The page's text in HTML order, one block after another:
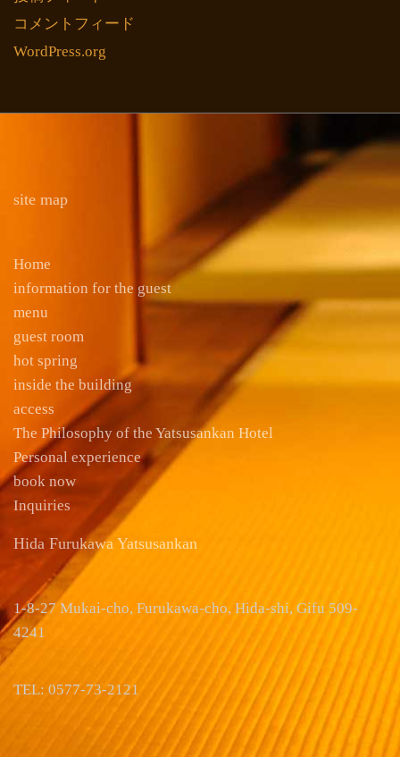
コメントフィード
WordPress.org
site map
Home
information for the guest
menu
guest room
hot spring
inside the building
access
The Philosophy of the Yatsusankan Hotel
Personal experience
book now
Inquiries
Hida Furukawa Yatsusankan
1-8-27 Mukai-cho, Furukawa-cho, Hida-shi, Gifu 509-
4241
TEL: 0577-73-2121